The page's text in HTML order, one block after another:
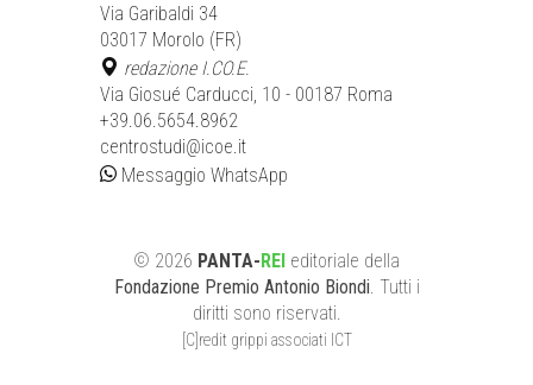
Via Garibaldi 34
03017 Morolo (FR)
redazione I.CO.E.
Via Giosué Carducci, 10 - 00187 Roma
+39.06.5654.8962
centrostudi@icoe.it
Messaggio WhatsApp
© 2026 PANTA-REI editoriale della
Fondazione Premio Antonio Biondi . Tutti i
diritti sono riservati.
[C]redit grippi associati ICT